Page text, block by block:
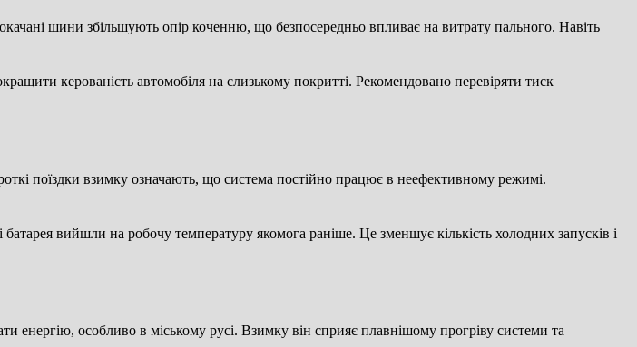
шини збільшують опір коченню, що безпосередньо впливає на витрату пального. Навіть
керованість автомобіля на слизькому покритті. Рекомендовано перевіряти тиск
поїздки взимку означають, що система постійно працює в неефективному режимі.
вийшли на робочу температуру якомога раніше. Це зменшує кількість холодних запусків і
енергію, особливо в міському русі. Взимку він сприяє плавнішому прогріву системи та